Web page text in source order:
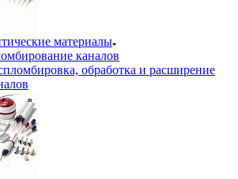
материалы
каналов
обработка и расширение